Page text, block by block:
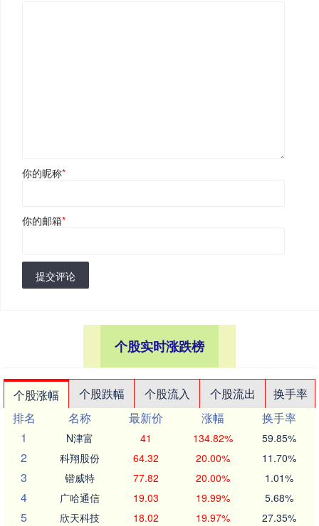
你的昵称*
你的邮箱*
提交评论
个股实时涨跌榜
个股涨幅 个股跌幅 个股流入 个股流出
换手率
排名
名称 最新价 涨幅
换手率
1
N津富 41 134.82% 59.85%
2 科翔股份 64.32 20.00% 11.70%
3 锴威特 77.82 20.00% 1.01%
4 广哈通信 19.03 19.99% 5.68%
5 欣天科技 18.02 19.97% 27.35%